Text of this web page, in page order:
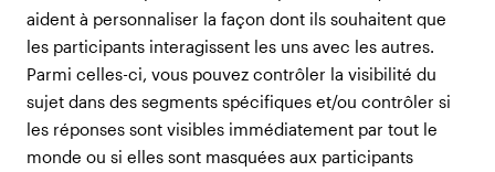
aident à personnaliser la façon dont ils souhaitent que
les participants interagissent les uns avec les autres.
Parmi celles-ci, vous pouvez contrôler la visibilité du
sujet dans des segments spécifiques et/ou contrôler si
les réponses sont visibles immédiatement par tout le
monde ou si elles sont masquées aux participants